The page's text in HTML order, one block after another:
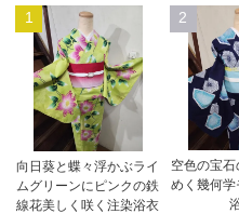
1
向日葵と蝶々浮かぶライ
ムグリーンにピンクの鉄
線花美しく咲く注染浴衣
2
空色の宝石
めく幾何